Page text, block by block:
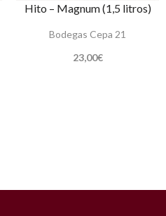
Hito – Magnum (1,5 litros)
Bodegas Cepa 21
23,00€